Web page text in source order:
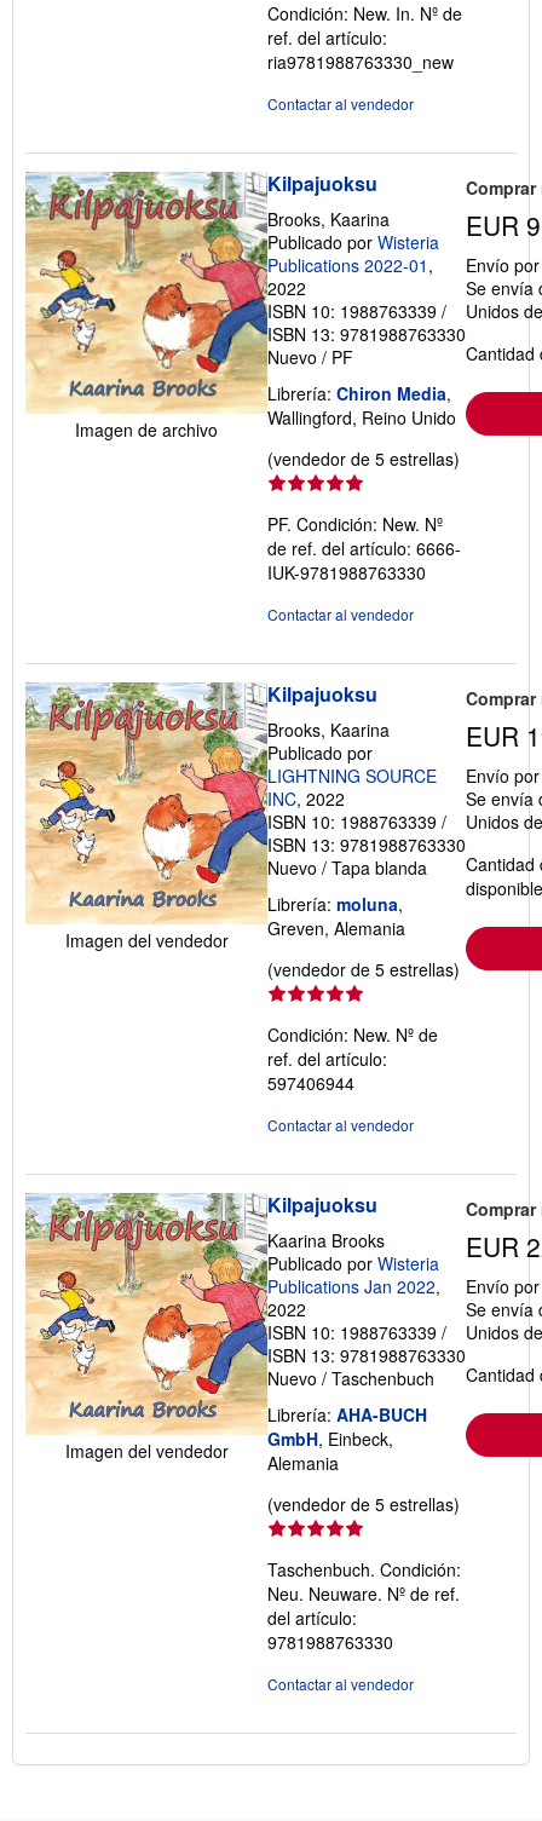
5
Condición: New. In. Nº de
ref. del artículo:
ria9781988763330_new
Contactar al vendedor
Imagen de archivo
Kilpajuoksu
Brooks, Kaarina
Publicado por Wisteria
Publications 2022-01 ,
2022
ISBN 10: 1988763339 /
ISBN 13: 9781988763330
Nuevo / PF
Librería: Chiron Media,
Wallingford, Reino Unido
(vendedor de 5 estrellas)
de
PF. Condición: New. Nº
de ref. del artículo: 6666-
IUK-9781988763330
Contactar al vendedor
EUR
Envío
Se envía
Unidos
Cantidad
Imagen del vendedor
Kilpajuoksu
Brooks, Kaarina
Publicado por
LIGHTNING SOURCE
INC, 2022
ISBN 10: 1988763339 /
ISBN 13: 9781988763330
Nuevo / Tapa blanda
Librería: moluna,
Greven, Alemania
(vendedor de 5 estrellas)
Condición: New. Nº de
ref. del artículo:
597406944
Contactar al vendedor
EUR
Envío
Se envía
Unidos
Cantidad
Imagen del vendedor
Kilpajuoksu
Kaarina Brooks
Publicado por Wisteria
Publications Jan 2022,
2022
ISBN 10: 1988763339 /
ISBN 13: 9781988763330
Nuevo / Taschenbuch
Librería: AHA-BUCH
GmbH, Einbeck,
Alemania
(vendedor de 5 estrellas)
5
Taschenbuch. Condición:
Neu. Neuware. Nº de ref.
del artículo:
9781988763330
Contactar al vendedor
EUR
Envío
Se envía
Unidos
Cantidad